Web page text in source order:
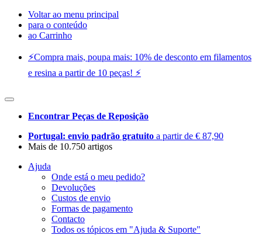
Voltar ao menu principal
para o conteúdo
ao Carrinho
⚡️Compra mais, poupa mais: 10% de desconto em filamentos
e resina a partir de 10 peças! ⚡️
Encontrar Peças de Reposição
Portugal: envio padrão gratuito a partir de € 87,90
Mais de 10.750 artigos
Ajuda
Onde está o meu pedido?
Devoluções
Custos de envio
Formas de pagamento
Contacto
Todos os tópicos em "Ajuda & Suporte"